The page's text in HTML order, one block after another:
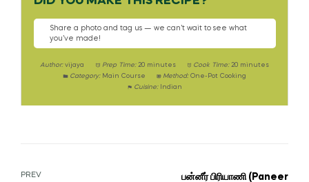
Share a photo and tag us — we can’t wait to see what
you’ve made!
Author: vijaya Prep Time: 20 minutes Cook Time: 20 minutes
Category:
Main Course Method: One-Pot Cooking
Cuisine:
Indian
PREV பன்னீர் பிரியாணி (Paneer